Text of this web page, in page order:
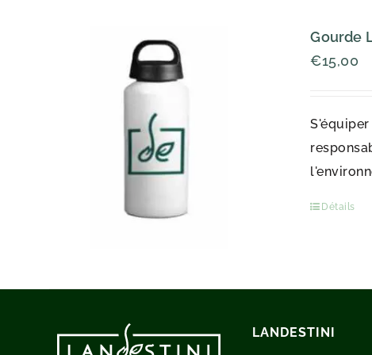
Gourde
€15,00
Détails
LANDESTINI